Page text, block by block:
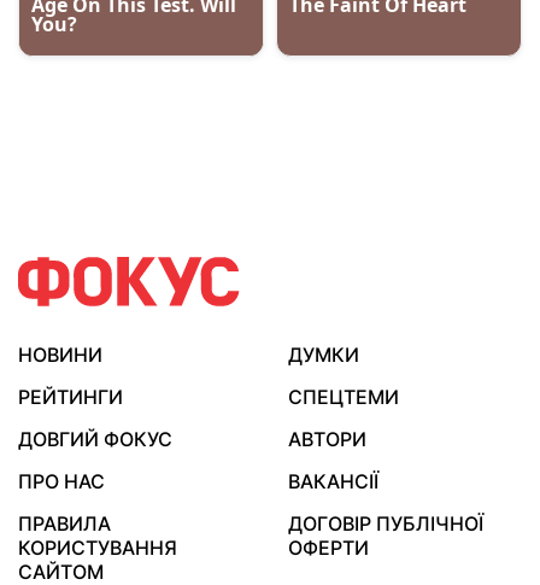
НОВИНИ
ДУМКИ
РЕЙТИНГИ
СПЕЦТЕМИ
ДОВГИЙ ФОКУС
АВТОРИ
ПРО НАС
ВАКАНСІЇ
ПРАВИЛА
КОРИСТУВАННЯ
САЙТОМ
ДОГОВІР ПУБЛІЧНОЇ
ОФЕРТИ